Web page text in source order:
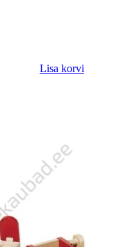
Lisa korvi